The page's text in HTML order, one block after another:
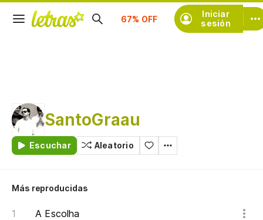
Iniciar
sesión
Suscríbete
SantoGraau
Escuchar Aleatorio
Más reproducidas
A Escolha